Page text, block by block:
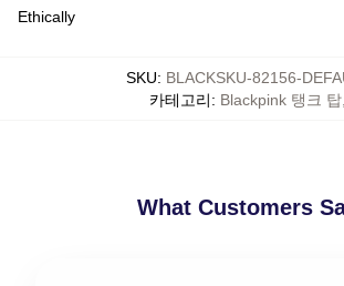
Ethically
SKU: BLACKSKU-82156-
카테고리: Blackpink 탱크 탑
What Customers